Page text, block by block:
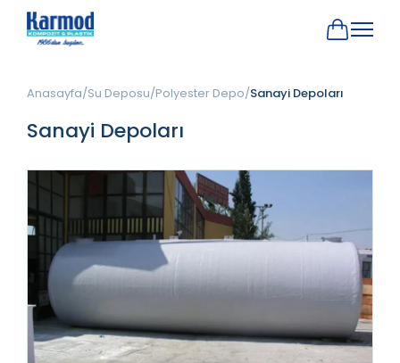
Anasayfa Su Deposu Polyester Depo Sanayi Depoları
Sanayi Depoları